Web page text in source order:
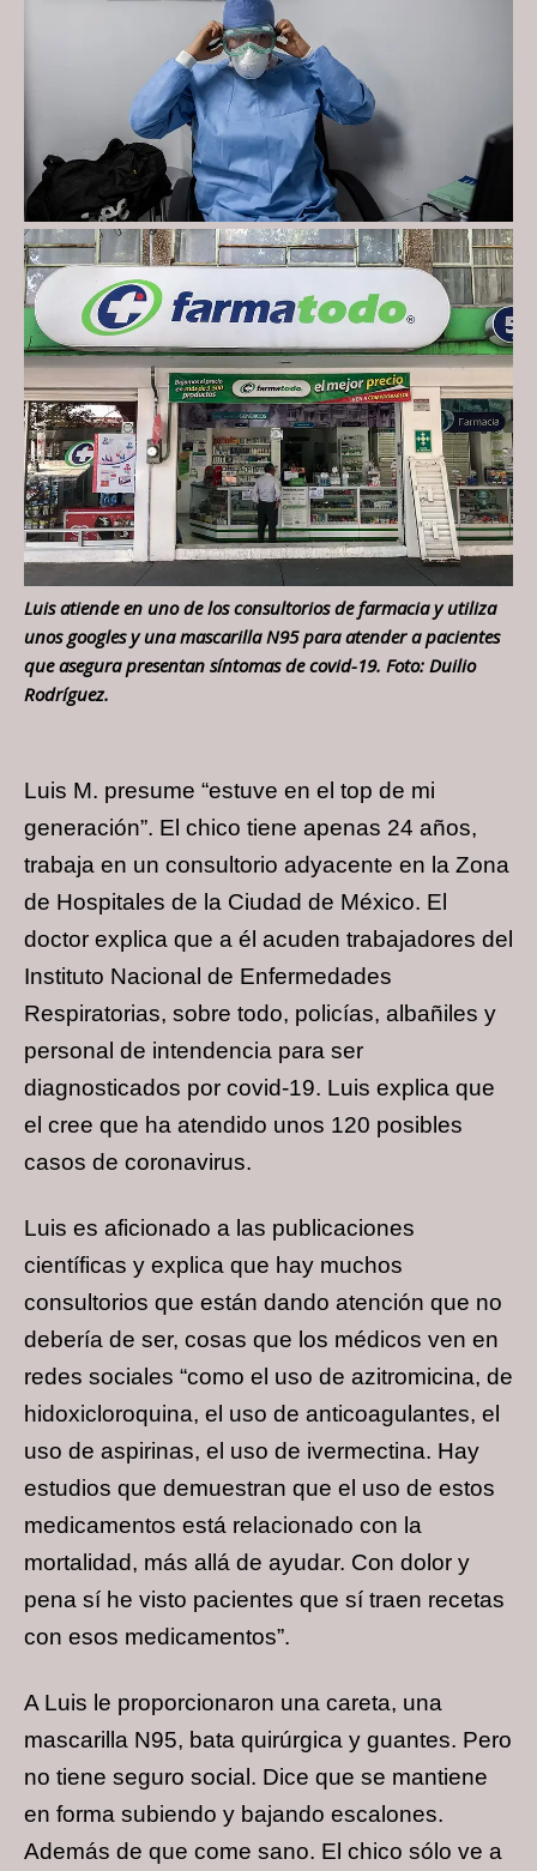
Luis atiende en uno de los consultorios de farmacia y utiliza
unos googles y una mascarilla N95 para atender a pacientes
que asegura presentan síntomas de covid-19. Foto: Duilio
Rodríguez.
Luis M. presume “estuve en el top de mi
generación”. El chico tiene apenas 24 años,
trabaja en un consultorio adyacente en la Zona
de Hospitales de la Ciudad de México. El
doctor explica que a él acuden trabajadores del
Instituto Nacional de Enfermedades
Respiratorias, sobre todo, policías, albañiles y
personal de intendencia para ser
diagnosticados por covid-19. Luis explica que
el cree que ha atendido unos 120 posibles
casos de coronavirus.
Luis es aficionado a las publicaciones
científicas y explica que hay muchos
consultorios que están dando atención que no
debería de ser, cosas que los médicos ven en
redes sociales “como el uso de azitromicina, de
hidoxicloroquina, el uso de anticoagulantes, el
uso de aspirinas, el uso de ivermectina. Hay
estudios que demuestran que el uso de estos
medicamentos está relacionado con la
mortalidad, más allá de ayudar. Con dolor y
pena sí he visto pacientes que sí traen recetas
con esos medicamentos”.
A Luis le proporcionaron una careta, una
mascarilla N95, bata quirúrgica y guantes. Pero
no tiene seguro social. Dice que se mantiene
en forma subiendo y bajando escalones.
Además de que come sano. El chico sólo ve a